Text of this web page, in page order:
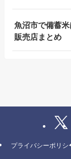
魚沼市で備蓄
販売店まとめ
プライバシーポリシ